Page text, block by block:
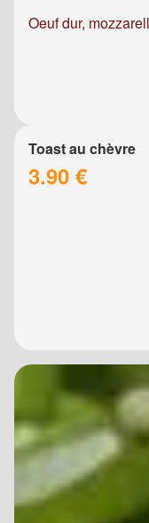
Oeuf dur,
Toast au chèvre
3.90 €